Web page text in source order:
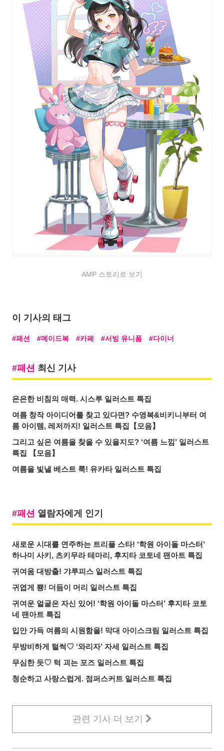
AMP 스토리로 보기
이 기사의 태그
패션 메이드복 카페 서빙 유니폼 다이너
패션 최신 기사
은은한 비침의 매력. 시스루 일러스트 특집
여름 창작 아이디어를 찾고 있다면? 수영복&비키니부터 여
름 아이템, 레저까지! 일러스트 특집【모음】
그리고 싶은 여름을 찾을 수 있을지도? ‘여름 느낌’ 일러스트
특집 【모음】
여름을 빛낼 베스트 룩! 유카타 일러스트 특집
패션 열람자에게 인기
새로운 시대를 연주하는 트리플 스타! ‘학원 아이돌 마스터’
하나미 사키, 츠키무라 테마리, 후지타 코토네 팬아트 특집
귀여움 대방출! 갸루피스 일러스트 특집
귀엽게 뿅! 더듬이 머리 일러스트 특집
귀여운 얼굴은 자신 있어! ‘학원 아이돌 마스터’ 후지타 코토
네 팬아트 특집
입안 가득 여름의 시원함을! 막대 아이스크림 일러스트 특집
무방비하게 털썩♡ ‘와리자’ 자세 일러스트 특집
무심한 듯♡ 턱 괴는 포즈 일러스트 특집
청순하고 사랑스럽게. 점퍼스커트 일러스트 특집
관련 기사 더 보기